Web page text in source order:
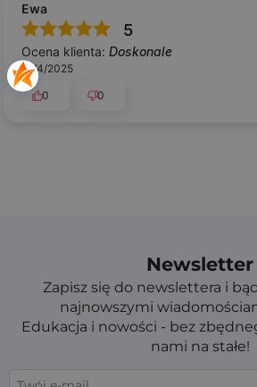
Ewa
5
Ocena klienta: Doskonale
12/4/2025
0
0
Newsletter
Zapisz się do newslettera i
najnowszymi
Edukacja i nowości - bez
nami na stałe!